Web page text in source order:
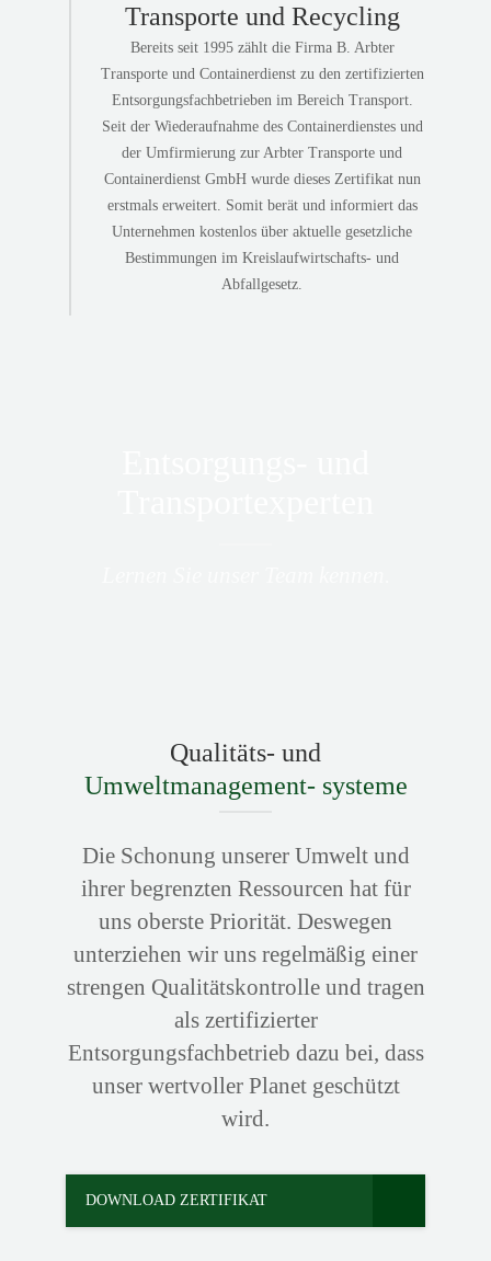
Transporte und Recycling
Bereits seit 1995 zählt die Firma B. Arbter
Transporte und Containerdienst zu den zertifizierten
Entsorgungsfachbetrieben im Bereich Transport.
Seit der Wiederaufnahme des Containerdienstes und
der Umfirmierung zur Arbter Transporte und
Containerdienst GmbH wurde dieses Zertifikat nun
erstmals erweitert. Somit berät und informiert das
Unternehmen kostenlos über aktuelle gesetzliche
Bestimmungen im Kreislaufwirtschafts- und
Abfallgesetz.
Qualitäts- und
Umweltmanagement- systeme
Die Schonung unserer Umwelt und
ihrer begrenzten Ressourcen hat für
uns oberste Priorität. Deswegen
unterziehen wir uns regelmäßig einer
strengen Qualitätskontrolle und tragen
als zertifizierter
Entsorgungsfachbetrieb dazu bei, dass
unser wertvoller Planet geschützt
wird.
DOWNLOAD ZERTIFIKAT